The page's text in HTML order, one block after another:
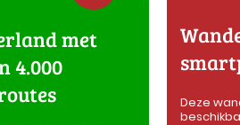
met
4.000
Deze